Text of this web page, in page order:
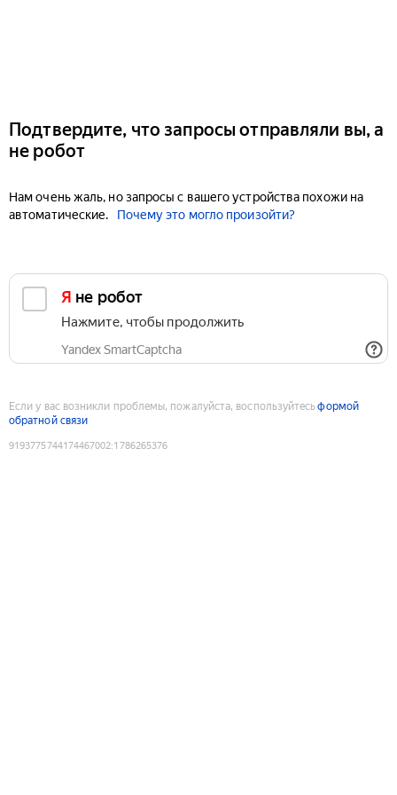
Подтвердите, что запросы отправляли вы, а
не робот
Нам очень жаль, но запросы с вашего устройства похожи на
автоматические.
Почему это могло произойти?
Я не робот
Нажмите, чтобы продолжить
Yandex SmartCaptcha
Если у вас возникли проблемы, пожалуйста, воспользуйтесьформой
обратной связи
9193775744174467002:1786265376